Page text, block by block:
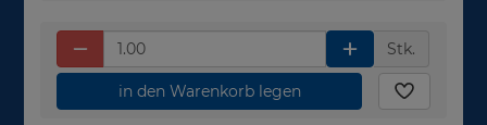
Stk.
in den Warenkorb legen